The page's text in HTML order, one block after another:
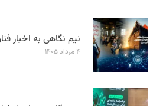
نیم نگاهی به اخبار
۴ مرداد ۱۴۰۵